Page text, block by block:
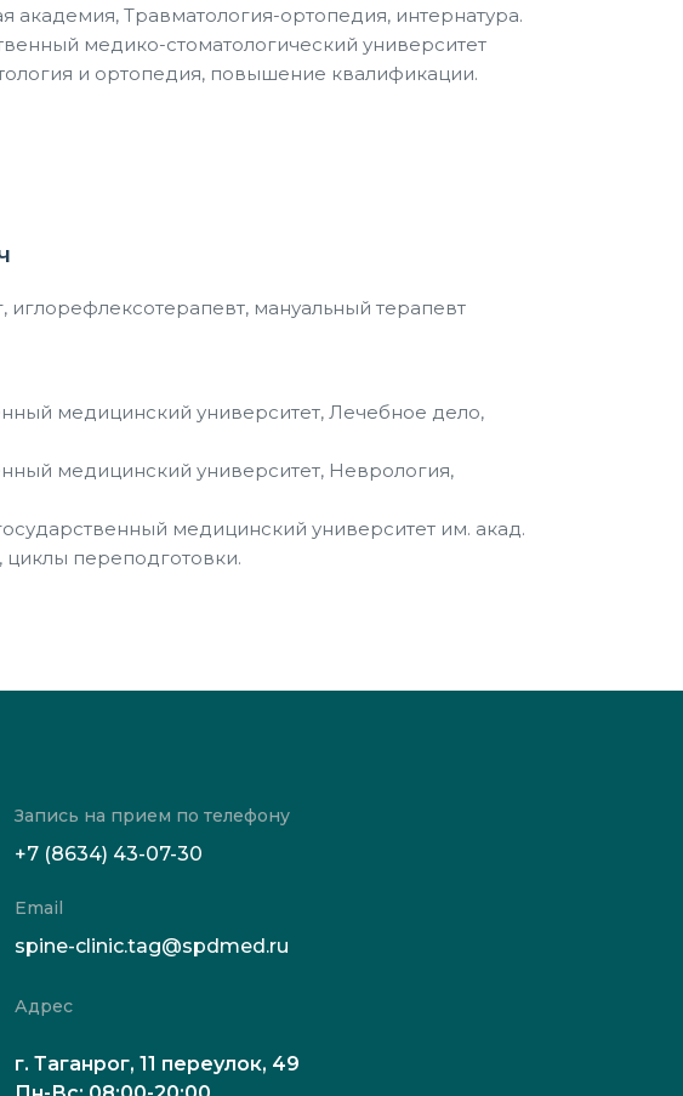
академия, Травматология-ортопедия, интернатура.
медико-стоматологический университет
и ортопедия, повышение квалификации.
иглорефлексотерапевт, мануальный терапевт
медицинский университет, Лечебное дело,
медицинский университет, Неврология,
медицинский университет им. акад.
переподготовки.
Запись на прием по телефону
+7 (8634) 43-07-30
Email
spine-clinic.tag@spdmed.ru
Адрес
г. Таганрог, 11 переулок, 49